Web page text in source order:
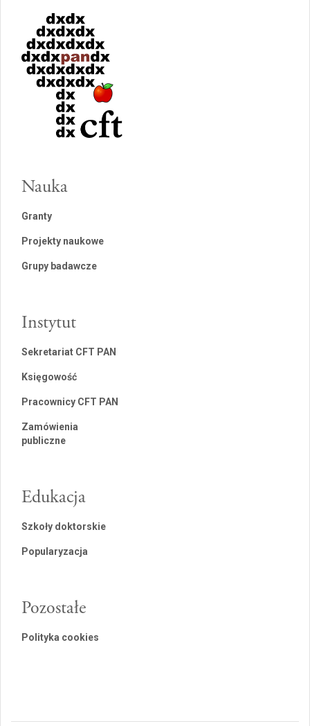
Nauka
Granty
Projekty naukowe
Grupy badawcze
Instytut
Sekretariat CFT PAN
Księgowość
Pracownicy CFT PAN
Zamówienia
publiczne
Edukacja
Szkoły doktorskie
Popularyzacja
Pozostałe
Polityka cookies